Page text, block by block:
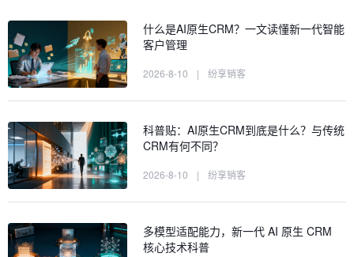
什么是AI原生CRM？一文读懂新一代智能
客户管理
2026-8-10 | 纷享销客
科普贴：AI原生CRM到底是什么？与传统
CRM有何不同？
2026-8-10 | 纷享销客
多模型适配能力，新一代 AI 原生 CRM
核心技术科普